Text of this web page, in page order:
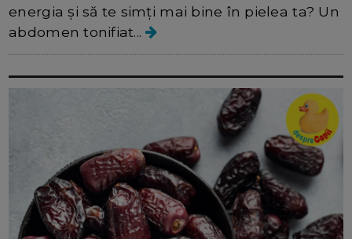
energia și să te simți mai bine în pielea ta? Un
abdomen tonifiat...